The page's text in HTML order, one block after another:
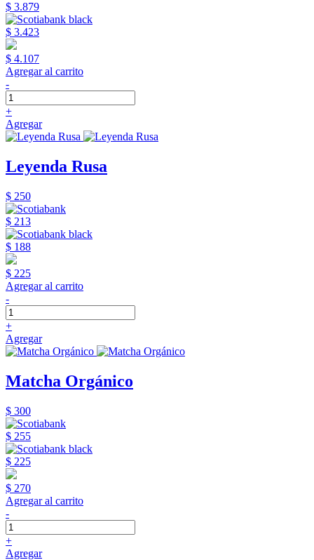
$ 3.879
$ 3.423
$ 4.107
Agregar al carrito
-
+
Agregar
Leyenda Rusa
$ 250
$ 213
$ 188
$ 225
Agregar al carrito
-
+
Agregar
Matcha Orgánico
$ 300
$ 255
$ 225
$ 270
Agregar al carrito
-
+
Agregar